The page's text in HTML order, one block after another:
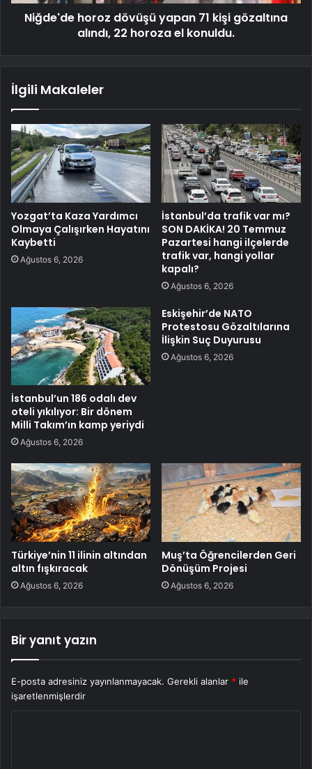
Niğde'de horoz dövüşü yapan 71 kişi gözaltına
alındı, 22 horoza el konuldu.
İlgili Makaleler
Yozgat’ta Kaza Yardımcı
Olmaya Çalışırken Hayatını
Kaybetti
Ağustos 6, 2026
İstanbul’da trafik var mı?
SON DAKİKA! 20 Temmuz
Pazartesi hangi ilçelerde
trafik var, hangi yollar
kapalı?
Ağustos 6, 2026
İstanbul’un 186 odalı dev
oteli yıkılıyor: Bir dönem
Milli Takım’ın kamp yeriydi
Ağustos 6, 2026
Eskişehir’de NATO
Protestosu Gözaltılarına
İlişkin Suç Duyurusu
Ağustos 6, 2026
Türkiye’nin 11 ilinin altından
altın fışkıracak
Ağustos 6, 2026
Muş’ta Öğrencilerden Geri
Dönüşüm Projesi
Ağustos 6, 2026
Bir yanıt yazın
E-posta adresiniz yayınlanmayacak. Gerekli alanlar * ile
işaretlenmişlerdir